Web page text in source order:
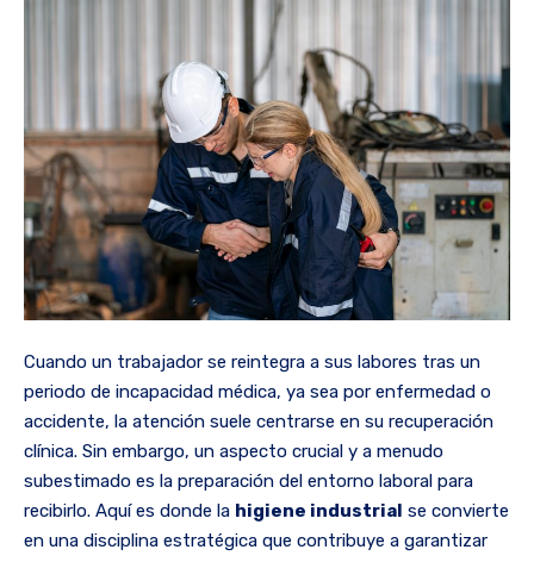
Cuando un trabajador se reintegra a sus labores tras un
periodo de incapacidad médica, ya sea por enfermedad o
accidente, la atención suele centrarse en su recuperación
clínica. Sin embargo, un aspecto crucial y a menudo
subestimado es la preparación del entorno laboral para
recibirlo. Aquí es donde la higiene industrial se convierte
en una disciplina estratégica que contribuye a garantizar